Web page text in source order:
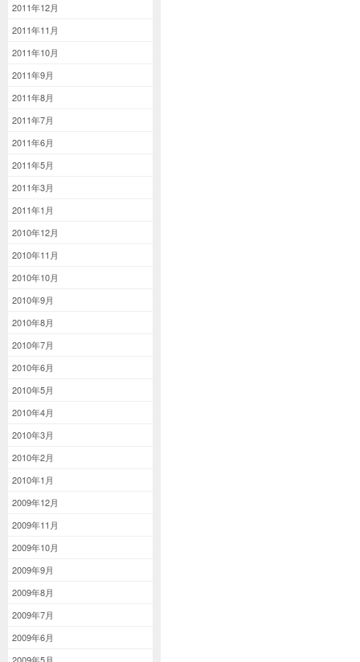
2011年12月
2011年11月
2011年10月
2011年9月
2011年8月
2011年7月
2011年6月
2011年5月
2011年3月
2011年1月
2010年12月
2010年11月
2010年10月
2010年9月
2010年8月
2010年7月
2010年6月
2010年5月
2010年4月
2010年3月
2010年2月
2010年1月
2009年12月
2009年11月
2009年10月
2009年9月
2009年8月
2009年7月
2009年6月